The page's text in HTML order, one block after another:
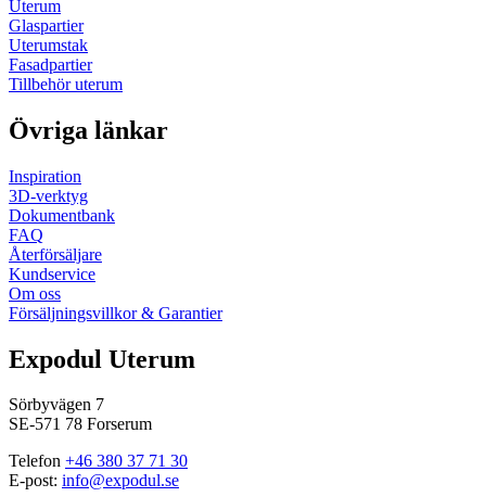
Uterum
Glaspartier
Uterumstak
Fasadpartier
Tillbehör uterum
Övriga länkar
Inspiration
3D-verktyg
Dokumentbank
FAQ
Återförsäljare
Kundservice
Om oss
Försäljningsvillkor & Garantier
Expodul Uterum
Sörbyvägen 7
SE-571 78 Forserum
Telefon +46 380 37 71 30
E-post: info@expodul.se